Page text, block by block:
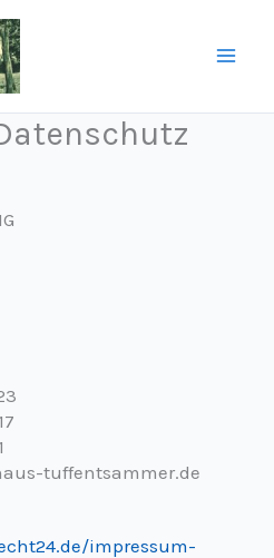
tuffentsammer.de
impressum-